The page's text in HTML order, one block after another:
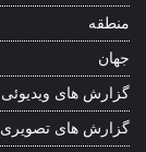
منطقه
جهان
گزارش های ویدیوئی
گزارش های تصویری